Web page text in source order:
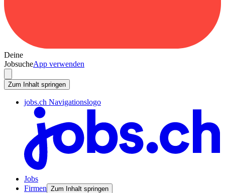
Deine
JobsucheApp verwenden
Zum Inhalt springen
jobs.ch Navigationslogo
Jobs
Firmen Zum Inhalt springen